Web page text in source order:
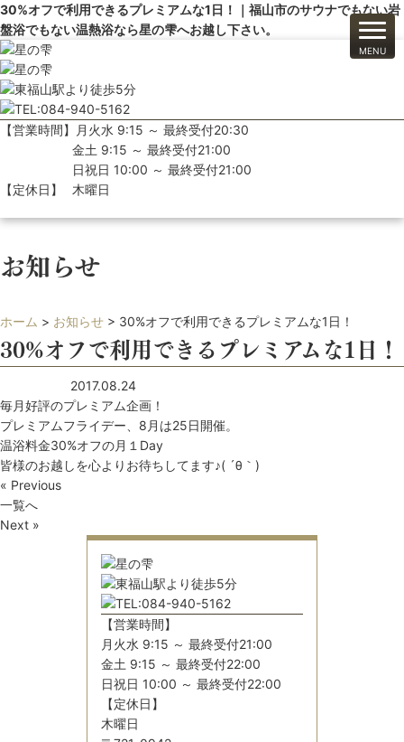
30%オフで利用できるプレミアムな1日！｜福山市のサウナでもない岩
盤浴でもない温熱浴なら星の雫へお越し下さい。
【営業時間】
月火水 9:15 ～ 最終受付20:30
金土 9:15 ～ 最終受付21:00
日祝日 10:00 ～ 最終受付21:00
【定休日】
木曜日
お知らせ
ホーム > お知らせ > 30%オフで利用できるプレミアムな1日！
30%オフで利用できるプレミアムな1日！
2017.08.24
毎月好評のプレミアム企画！
プレミアムフライデー、8月は25日開催。
温浴料金30%オフの月１Day
皆様のお越しを心よりお待ちしてます♪( ´θ｀)
« Previous
一覧へ
Next »
【営業時間】
月火水 9:15 ～ 最終受付21:00
金土 9:15 ～ 最終受付22:00
日祝日 10:00 ～ 最終受付22:00
【定休日】
木曜日